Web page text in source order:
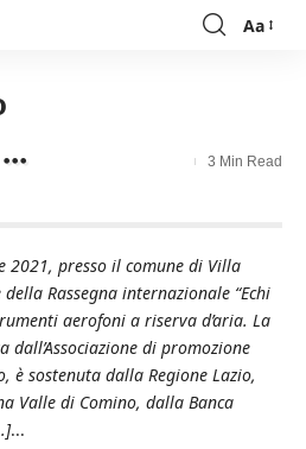
Font
Aa
3 Min Read
2021, presso il comune di Villa
Rassegna internazionale “Echi
aerofoni a riserva d’aria. La
dall’Associazione di promozione
è sostenuta dalla Regione Lazio,
Valle di Comino, dalla Banca
...